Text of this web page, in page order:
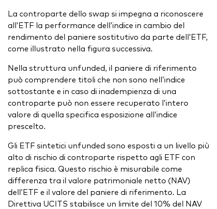
La controparte dello swap si impegna a riconoscere
all’ETF la performance dell’indice in cambio del
rendimento del paniere sostitutivo da parte dell’ETF,
come illustrato nella figura successiva.
Nella struttura unfunded, il paniere di riferimento
può comprendere titoli che non sono nell’indice
sottostante e in caso di inadempienza di una
controparte può non essere recuperato l’intero
valore di quella specifica esposizione all’indice
prescelto.
Gli ETF sintetici unfunded sono esposti a un livello più
alto di rischio di controparte rispetto agli ETF con
replica fisica. Questo rischio è misurabile come
differenza tra il valore patrimoniale netto (NAV)
dell’ETF e il valore del paniere di riferimento. La
Direttiva UCITS stabilisce un limite del 10% del NAV